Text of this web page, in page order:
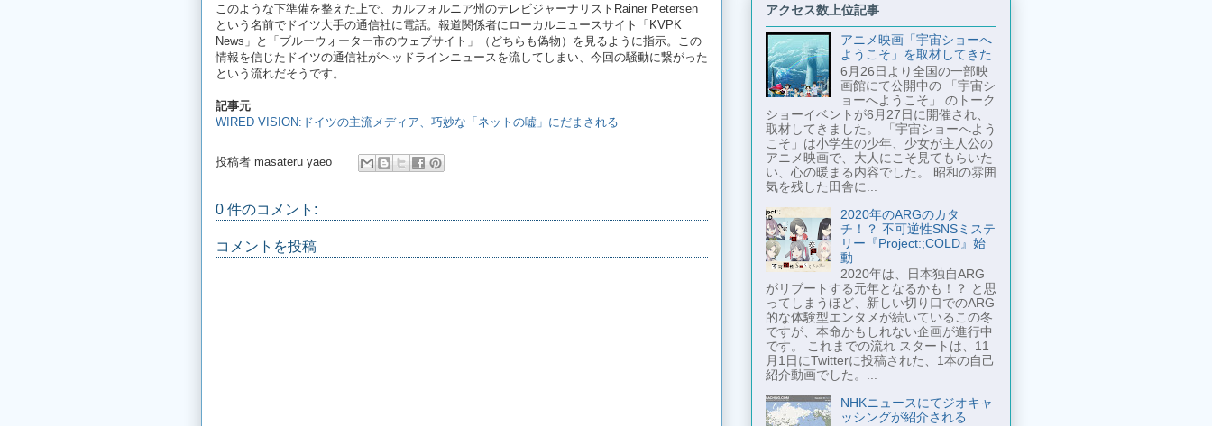
このような下準備を整えた上で、カルフォルニア州のテレビジャーナリストRainer Petersen
という名前でドイツ大手の通信社に電話。報道関係者にローカルニュースサイト「KVPK
News」と「ブルーウォーター市のウェブサイト」（どちらも偽物）を見るように指示。この
情報を信じたドイツの通信社がヘッドラインニュースを流してしまい、今回の騒動に繋がった
という流れだそうです。
記事元
WIRED VISION:ドイツの主流メディア、巧妙な「ネットの嘘」にだまされる
投稿者 masateru yaeo
0 件のコメント:
コメントを投稿
アクセス数上位記事
アニメ映画「宇宙ショーへ
ようこそ」を取材してきた
6月26日より全国の一部映
画館にて公開中の 「宇宙シ
ョーへようこそ」 のトーク
ショーイベントが6月27日に開催され、
取材してきました。 「宇宙ショーへよう
こそ」は小学生の少年、少女が主人公の
アニメ映画で、大人にこそ見てもらいた
い、心の暖まる内容でした。 昭和の雰囲
気を残した田舎に...
2020年のARGのカタ
チ！？ 不可逆性SNSミステ
リー『Project:;COLD』始
動
2020年は、日本独自ARG
がリブートする元年となるかも！？ と思
ってしまうほど、新しい切り口でのARG
的な体験型エンタメが続いているこの冬
ですが、本命かもしれない企画が進行中
です。 これまでの流れ スタートは、11
月1日にTwitterに投稿された、1本の自己
紹介動画でした。...
NHKニュースにてジオキャ
ッシングが紹介される